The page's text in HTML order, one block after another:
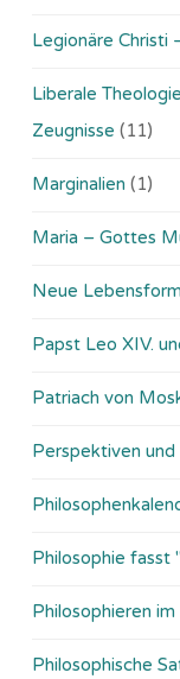
Legionäre Christi
Liberale
Zeugnisse (11)
Marginalien (1)
Maria – Gottes
Neue
Papst Leo XIV.
Patriach von
Perspektiven
Philosophie fasst
Philosophieren
Philosophische